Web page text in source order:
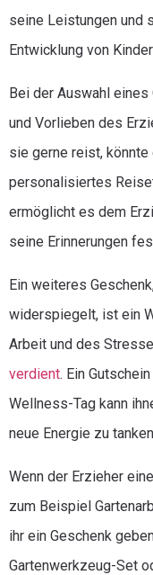
seine Leistungen und
Entwicklung von
Bei der Auswahl
und Vorlieben des
sie gerne reist,
personalisiertes
ermöglicht es dem
seine Erinnerungen
Ein weiteres
widerspiegelt, ist ein
Arbeit und des
verdient. Ein
Wellness-Tag kann
neue Energie zu
Wenn der Erzieher
zum Beispiel
ihr ein Geschenk
Gartenwerkzeug-Set